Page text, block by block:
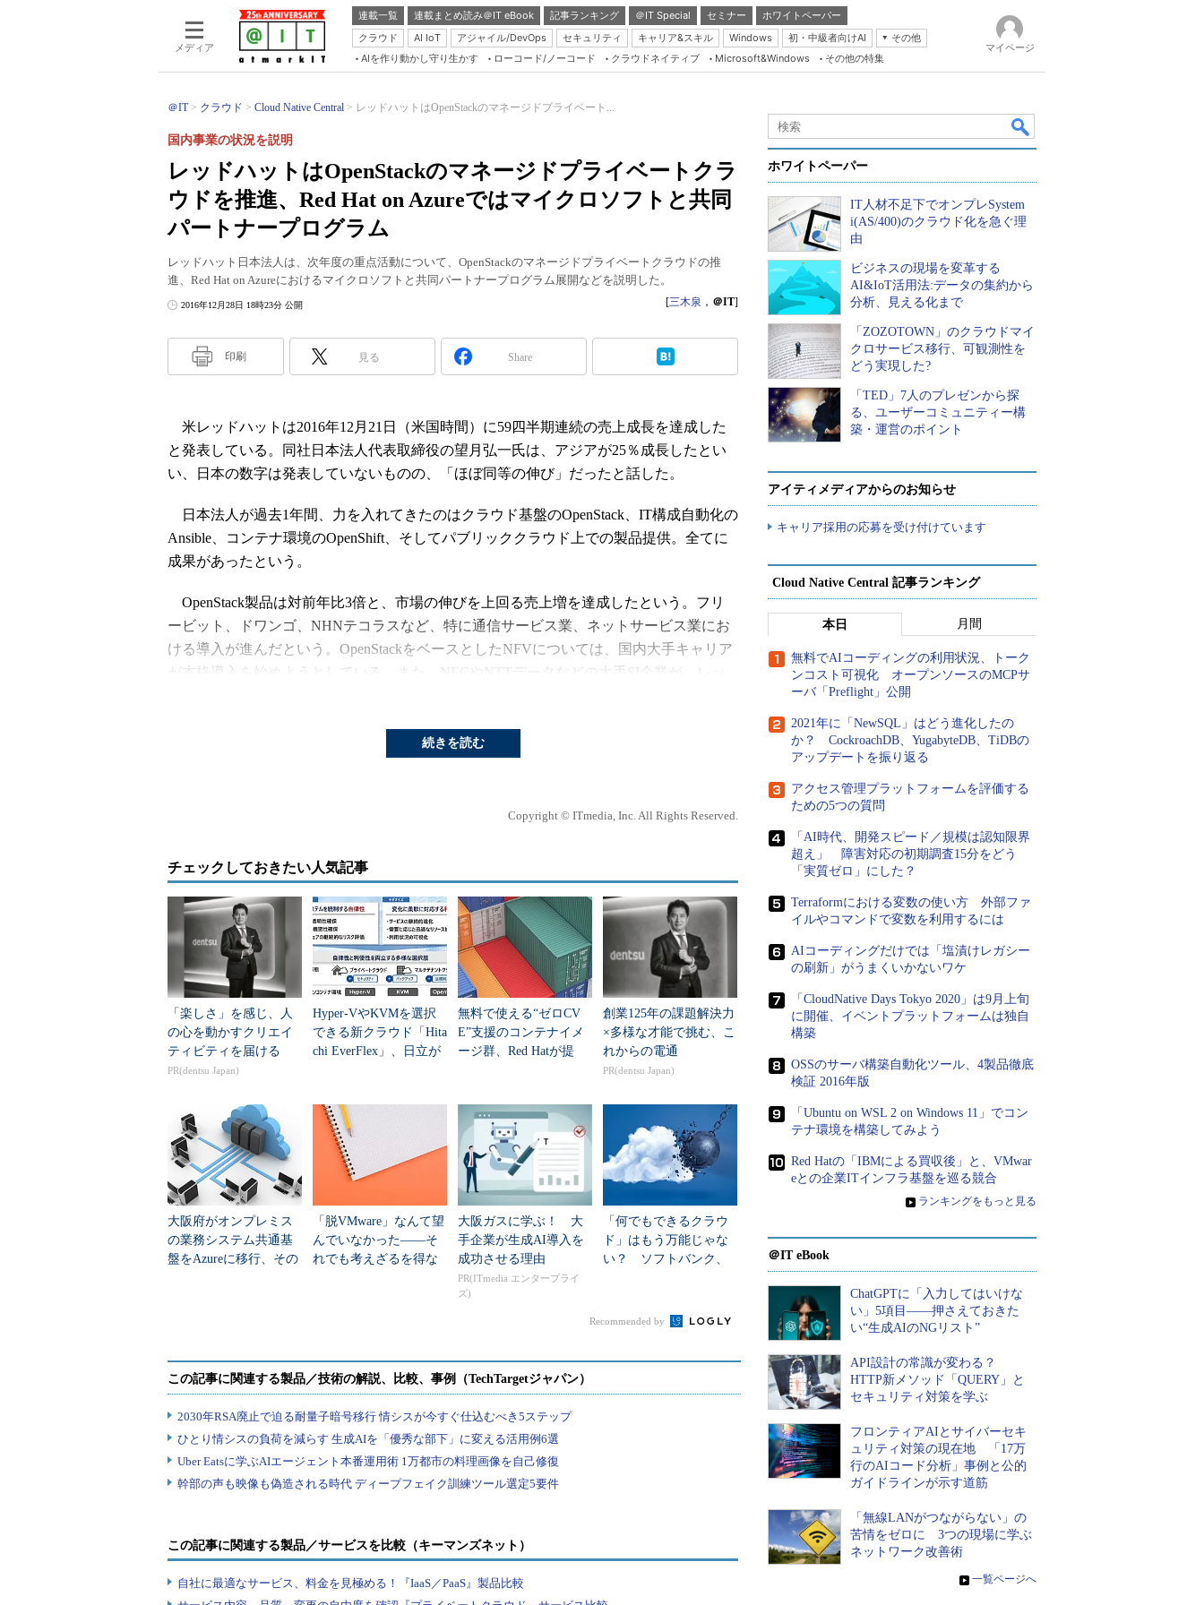
メディア
連載一覧 連載まとめ読み＠IT eBook 記事ランキング ＠IT Special セミナー
ホワイトペーパー
クラウド
AI IoT アジャイル/DevOps セキュリティ キャリア&スキル Windows 初・中級者向けAI
その他
Server & Storage
Java Agile
Database Expert
Master of IP Network
Security & Trust
AIを作り動かし守り生かす ローコード/ノーコード クラウドネイティブ Microsoft&Windows その他の特集
マイページ
＠IT クラウド Cloud Native Central レッドハットはOpenStackのマネージドプライベート...
レッドハットはOpenStackのマネージドプライベートクラ
ウドを推進、Red Hat on Azureではマイクロソフトと共同
パートナープログラム
国内事業の状況を説明
レッドハット日本法人は、次年度の重点活動について、OpenStackのマネージドプライベートクラウドの推
進、Red Hat on Azureにおけるマイクロソフトと共同パートナープログラム展開などを説明した。
2016年12月28日 18時23分 公開 [三木泉 ， ＠IT]
印刷 見る Share
米レッドハットは2016年12月21日（米国時間）に59四半期連続の売上成長を達成した
と発表している。同社日本法人代表取締役の望月弘一氏は、アジアが25％成長したとい
い、日本の数字は発表していないものの、「ほぼ同等の伸び」だったと話した。
日本法人が過去1年間、力を入れてきたのはクラウド基盤のOpenStack、IT構成自動化の
Ansible、コンテナ環境のOpenShift、そしてパブリッククラウド上での製品提供。全てに
成果があったという。
OpenStack製品は対前年比3倍と、市場の伸びを上回る売上増を達成したという。フリ
ービット、ドワンゴ、NHNテコラスなど、特に通信サービス業、ネットサービス業にお
ける導入が進んだという。OpenStackをベースとしたNFVについては、国内大手キャリア
が本格導入を始めようとしている。また、NECやNTTデータなどの大手SI企業が、レッ
12月21日にはOpenStackディストリビューションの最新版、Red Hat OpenStack Platform
10を発表。サポート期間は従来の3年から、最大5年に延長している。
社を超える企業に対してDevOpsの社内推進に関するコンサルティングを実施してきた。
きたという。
一方、OpenShift上で稼働するコンテナベースソフトウェアの認定制度、「OpenShift
Primedパートナー」では、日立製作所のJustwareに続き、富士通のInterstage Application
Serverを認定した。OpenShift Container Platformのサポート期間も、5年から7年に延長し
た。
クラウドサービス事業者と提携してレッドハット製品を提供する「認定クラウドパー
トナー」は2倍の成長。日本マイクロソフトとの提携では、Microsoft Azure上で、Linuxに
加えOpenShiftなど、幅広い製品を提供できるようになったと望月氏は話した。
同社の中核事業であるLinuxでは、市場全体の伸びが7～8％であるなかで、Red Hat
Enterprise Linuxは「10％を大幅に超える2桁成長」（望月氏）を記録、JBossについては 数
十％の伸びだったという。
OpenStackのマネージドプライベートクラウドを推進、Red Hat on Azureでは
マイクロソフトと共同パートナープログラム
望月氏は、過去1年間の実績を踏まえ、今後1年間はプライベートクラウドの導入およ
びハイブリッドクラウド活用の促進、IoT、モバイル、API関連の提案強化、DevOps／コ
ンテナプラットフォームの導入促進、の3つに力を入れていくと話した。
具体的には、特に一般企業におけるOpenStack、OpenShift活用という観点で、マネージ
ドプライベートクラウドを推進する。データセンター事業者／クラウドサービス事業者
のクラウドを構築し、運用を代行するサービスの普及を目指すという。
クラウド関連では他に、OpenStackにOpenShift、Ansibleを組み合わせ、パブリッククラ
Formsで、ハイブリッドクラウドの運用を支援していきたいという。
加えてレッドハットは12月22日、日本独自の取り組みとして、日本マイクロソフトと
続きを読む
Copyright © ITmedia, Inc. All Rights Reserved.
チェックしておきたい人気記事
「楽しさ」を感じ、人
の心を動かすクリエイ
ティビティを届ける
PR(dentsu Japan)
Hyper-VやKVMを選択
できる新クラウド「Hita
chi EverFlex」、日立が
無料で使える“ゼロCV
E”支援のコンテナイメ
ージ群、Red Hatが提
創業125年の課題解決力
×多様な才能で挑む、こ
れからの電通
PR(dentsu Japan)
大阪府がオンプレミス
の業務システム共通基
盤をAzureに移行、その
「脱VMware」なんて望
んでいなかった――そ
れでも考えざるを得な
大阪ガスに学ぶ！ 大
手企業が生成AI導入を
成功させる理由
PR(ITmedia エンタープライ
ズ)
「何でもできるクラウ
ド」はもう万能じゃな
い？ ソフトバンク、
Recommended by
この記事に関連する製品／サービスを比較（キーマンズネット）
自社に最適なサービス、料金を見極める！『IaaS／PaaS』製品比較
ホワイトペーパー
IT人材不足下でオンプレSystem
i(AS/400)のクラウド化を急ぐ理
由
ビジネスの現場を変革する
AI&IoT活用法:データの集約から
分析、見える化まで
「ZOZOTOWN」のクラウドマイ
クロサービス移行、可観測性を
どう実現した?
「TED」7人のプレゼンから探
る、ユーザーコミュニティー構
築・運営のポイント
アイティメディアからのお知らせ
キャリア採用の応募を受け付けています
Cloud Native Central 記事ランキング
本日 月間
無料でAIコーディングの利用状況、トーク
ンコスト可視化 オープンソースのMCPサ
ーバ「Preflight」公開
2021年に「NewSQL」はどう進化したの
か？ CockroachDB、YugabyteDB、TiDBの
アップデートを振り返る
アクセス管理プラットフォームを評価する
ための5つの質問
「AI時代、開発スピード／規模は認知限界
超え」 障害対応の初期調査15分をどう
「実質ゼロ」にした？
Terraformにおける変数の使い方 外部ファ
イルやコマンドで変数を利用するには
AIコーディングだけでは「塩漬けレガシー
の刷新」がうまくいかないワケ
「CloudNative Days Tokyo 2020」は9月上旬
に開催、イベントプラットフォームは独自
構築
OSSのサーバ構築自動化ツール、4製品徹底
検証 2016年版
「Ubuntu on WSL 2 on Windows 11」でコン
テナ環境を構築してみよう
Red Hatの「IBMによる買収後」と、VMwar
eとの企業ITインフラ基盤を巡る競合
» ランキングをもっと見る
＠IT eBook
ChatGPTに「入力してはいけな
い」5項目――押さえておきた
い“生成AIのNGリスト”
API設計の常識が変わる？
HTTP新メソッド「QUERY」と
セキュリティ対策を学ぶ
フロンティアAIとサイバーセキ
ュリティ対策の現在地 「17万
行のAIコード分析」事例と公的
ガイドラインが示す道筋
「無線LANがつながらない」の
苦情をゼロに 3つの現場に学ぶ
ネットワーク改善術
» 一覧ページへ